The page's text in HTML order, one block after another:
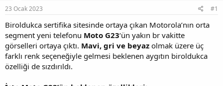
b
a
ş
a
t
a
n
g
ı
ç
a
i
h
23 Ocak 2023 #1
Biroldukca sertifika sitesinde ortaya çıkan Motorola’nın orta
segment yeni telefonu Moto G23‘ün yakın br vakitte
görselleri ortaya çıktı. Mavi, gri ve beyaz olmak üzere üç
farklı renk seçeneğiyle gelmesi beklenen aygıtın biroldukca
özelliği de sızdırıldı.